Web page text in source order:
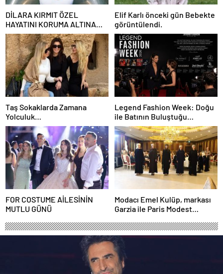
DİLARA KIRMIT ÖZEL
HAYATINI KORUMA ALTINA
ALDI
Elif Karlı önceki gün Bebekte
görüntülendi.
Taş Sokaklarda Zamana
Yolculuk…
Legend Fashion Week: Doğu
ile Batının Buluştuğu
Uluslararası Moda Sahnesi
FOR COSTUME AİLESİNİN
MUTLU GÜNÜ
Modacı Emel Kulüp, markası
Garzia ile Paris Modest
doldurdu.